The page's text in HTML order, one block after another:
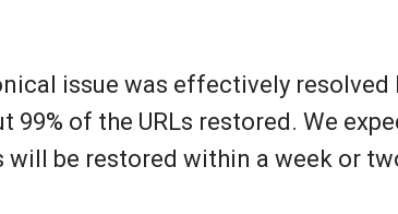
issue was effectively resolved
99% of the URLs restored. We
will be restored within a week or